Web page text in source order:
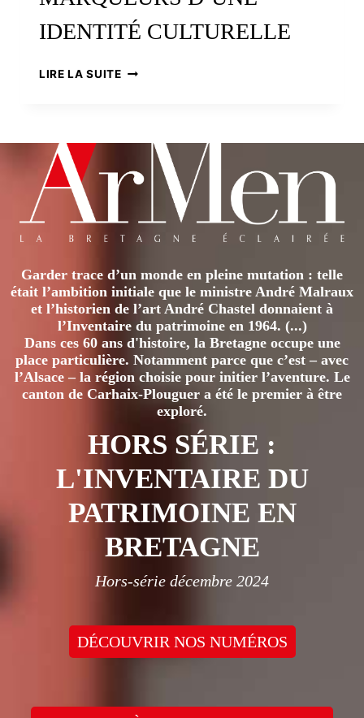
IDENTITÉ CULTURELLE
LIRE LA SUITENÉOLITHIQUE
IDENTITÉ
CULTURELLE
Garder trace d’un monde en pleine mutation : telle
était l’ambition initiale que le ministre André Malraux
et l’historien de l’art André Chastel donnaient à
l’Inventaire du patrimoine en 1964. (...)
Dans ces 60 ans d'histoire, la Bretagne occupe une
place particulière. Notamment parce que c’est – avec
l’Alsace – la région choisie pour initier l’aventure. Le
canton de Carhaix-Plouguer a été le premier à être
exploré.
HORS SÉRIE :
L'INVENTAIRE DU
PATRIMOINE EN
BRETAGNE
Hors-série décembre 2024
DÉCOUVRIR NOS NUMÉROS